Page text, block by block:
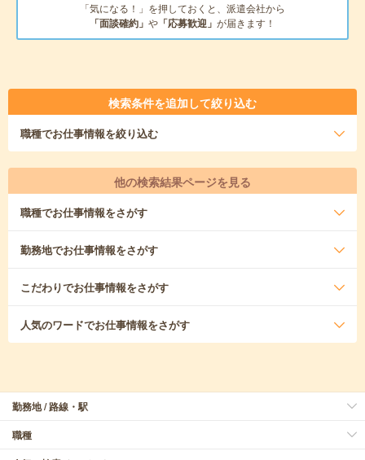
「気になる！」を押しておくと、派遣会社から
「面談確約」 や 「応募歓迎」 が届きます！
検索条件を追加して絞り込む
職種でお仕事情報を絞り込む
他の検索結果ページを見る
職種でお仕事情報をさがす
勤務地でお仕事情報をさがす
こだわりでお仕事情報をさがす
人気のワードでお仕事情報をさがす
勤務地 / 路線・駅
職種